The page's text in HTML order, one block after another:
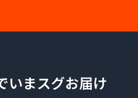
いまスグお届け